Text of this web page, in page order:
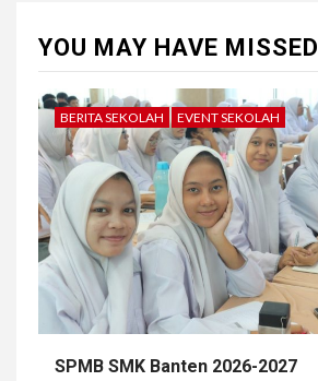
YOU MAY HAVE MISSED
BERITA SEKOLAH EVENT SEKOLAH
SPMB SMK Banten 2026-2027